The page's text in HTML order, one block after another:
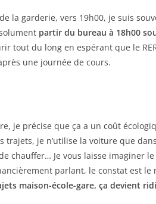
la garderie, vers 19h00, je suis
partir du bureau à 18h00
tout du long en espérant que le
une journée de cours.
je précise que ça a un coût
trajets, je n’utilise la voiture que
chauffer… Je vous laisse imaginer
parlant, le constat est le
maison-école-gare, ça devient